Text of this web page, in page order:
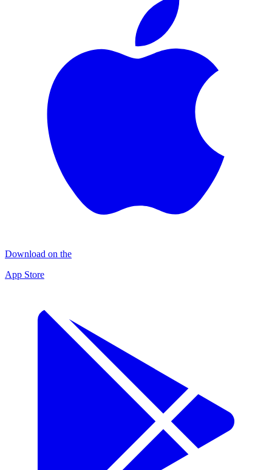
Download on the
App Store